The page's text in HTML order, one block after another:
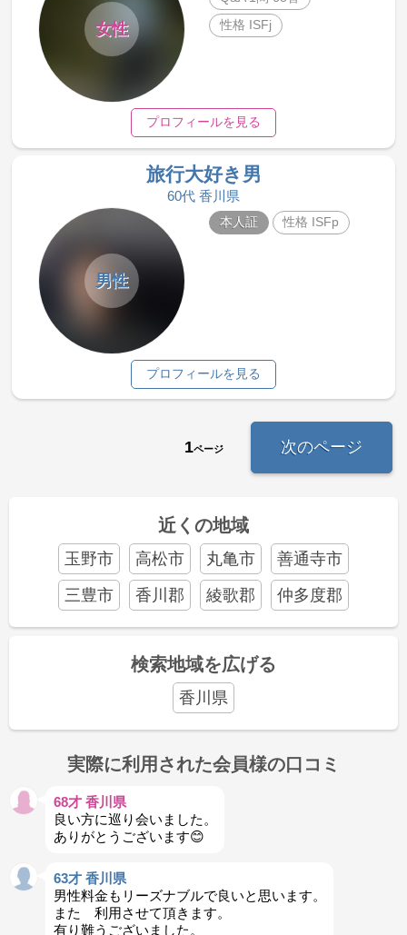
女性
性格 ISFj
プロフィールを見る
旅行大好き男
60代 香川県
男性
本人証 性格 ISFp
プロフィールを見る
1ページ 次のページ
近くの地域
玉野市 高松市 丸亀市
善通寺市
三豊市
香川郡 綾歌郡 仲多度郡
検索地域を広げる
香川県
実際に利用された会員様の口コミ
68才 香川県
良い方に巡り会いました。
ありがとうございます😊
63才 香川県
男性料金もリーズナブルで良いと思います。
また 利用させて頂きます。
有り難うございました。